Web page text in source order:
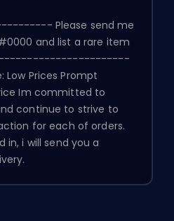
Please send me
and list a rare item
Low Prices Prompt
Im committed to
continue to strive to
for each of orders.
in, i will send you a